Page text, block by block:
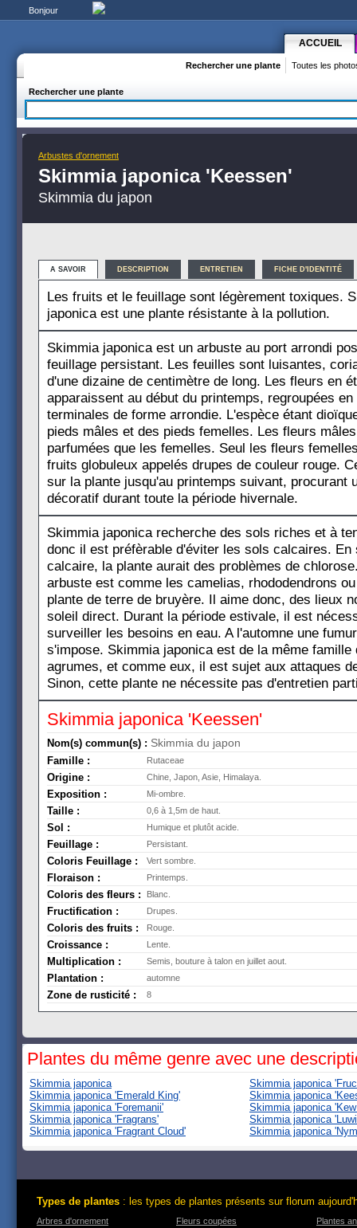
Bonjour
ACCUEIL
Rechercher une plante Toutes les
Rechercher une plante
Arbustes d'ornement
Skimmia japonica 'Keessen'
Skimmia du japon
A SAVOIR DESCRIPTION ENTRETIEN FICHE D'IDENTITÉ
Les fruits et le feuillage sont légèrement toxiques.
japonica est une plante résistante à la pollution.
Skimmia japonica est un arbuste au port arrondi
feuillage persistant. Les feuilles sont luisantes,
d'une dizaine de centimètre de long. Les fleurs en
apparaissent au début du printemps, regroupées
terminales de forme arrondie. L'espèce étant
pieds mâles et des pieds femelles. Les fleurs
parfumées que les femelles. Seul les fleurs
fruits globuleux appelés drupes de couleur rouge.
sur la plante jusqu'au printemps suivant, procurant
décoratif durant toute la période hivernale.
Skimmia japonica recherche des sols riches et à
donc il est préfèrable d'éviter les sols calcaires. En
calcaire, la plante aurait des problèmes de
arbuste est comme les camelias, rhododendrons
plante de terre de bruyère. Il aime donc, des lieux
soleil direct. Durant la période estivale, il est
surveiller les besoins en eau. A l'automne une
s'impose. Skimmia japonica est de la même famille
agrumes, et comme eux, il est sujet aux attaques
Sinon, cette plante ne nécessite pas d'entretien
Skimmia japonica 'Keessen'
Nom(s) commun(s) : Skimmia du japon
Famille : Rutaceae
Origine : Chine, Japon, Asie, Himalaya.
Exposition : Mi-ombre.
Taille : 0,6 à 1,5m de haut.
Sol : Humique et plutôt acide.
Feuillage : Persistant.
Coloris Feuillage : Vert sombre.
Floraison : Printemps.
Coloris des fleurs : Blanc.
Fructification : Drupes.
Coloris des fruits : Rouge.
Croissance : Lente.
Multiplication : Semis, bouture à talon en juillet aout.
Plantation : automne
Zone de rusticité : 8
Plantes du même genre avec une
Skimmia japonica
Skimmia japonica 'Emerald King'
Skimmia japonica 'Foremanii'
Skimmia japonica 'Fragrans'
Skimmia japonica 'Fragrant Cloud'
Skimmia japonica
Skimmia japonica
Skimmia japonica
Skimmia japonica
Skimmia japonica
Types de plantes : les types de plantes présents sur florum
Arbres d'ornement
Fleurs coupées
Plantes